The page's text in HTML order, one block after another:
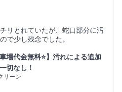
リとれていたが、蛇口部分に汚
で少し残念でした。
車場代金無料⭐️】汚れによる追加
切なし！
リーン